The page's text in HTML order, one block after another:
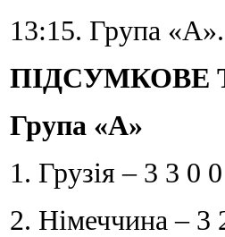
13:15. Група
ПІДСУМКОВЕ
Група «А»
1. Грузія – 3 3 0
2. Німеччина – 3